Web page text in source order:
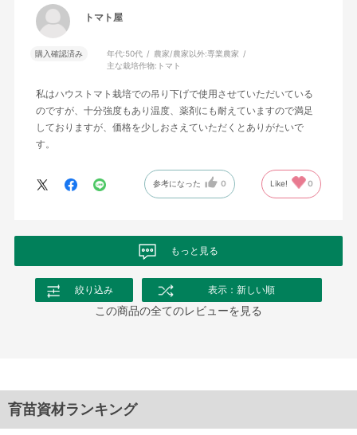
トマト屋
購入確認済み 年代:50代 農家/農家以外:専業農家
主な栽培作物: トマト
私はハウストマト栽培での吊り下げで使用させていただいている
のですが、十分強度もあり温度、薬剤にも耐えていますので満足
しておりますが、価格を少しおさえていただくとありがたいで
す。
参考になった 0 Like! 0
もっと見る
絞り込み 表示：新しい順
この商品の全てのレビューを見る
育苗資材ランキング